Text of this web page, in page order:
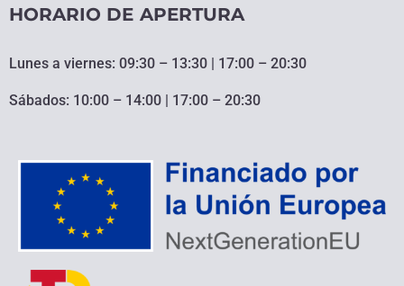
HORARIO DE APERTURA
Lunes a viernes: 09:30 – 13:30 | 17:00 – 20:30
Sábados: 10:00 – 14:00 | 17:00 – 20:30